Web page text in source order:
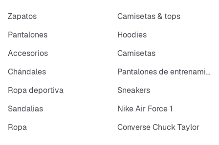
Zapatos
Camisetas & tops
Pantalones
Hoodies
Accesorios
Camisetas
Chándales
Pantalones de entrenamiento
Ropa deportiva
Sneakers
Sandalias
Nike Air Force 1
Ropa
Converse Chuck Taylor